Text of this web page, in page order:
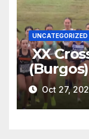
UNCATEGORIZED
XX
(Burgos)
Oct 27,